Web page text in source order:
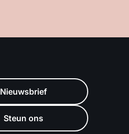
Nieuwsbrief
Steun ons